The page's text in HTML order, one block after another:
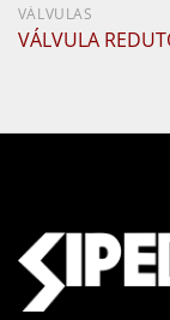
VÁLVULAS
VÁLVULA